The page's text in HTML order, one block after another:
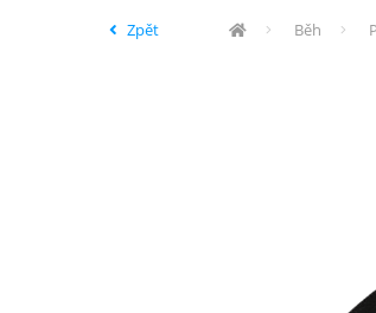
Zpět Běh